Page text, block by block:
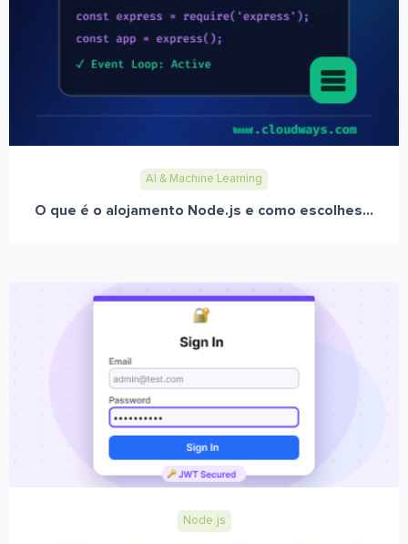
AI & Machine Learning
O que é o alojamento Node.js e como escolhes...
Node.js